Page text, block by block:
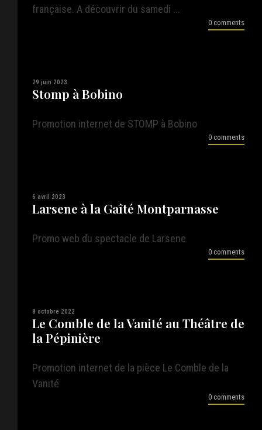
française. A découvrir du samedi ...
0 comments
29 juin 2023
Stomp à Bobino
Promotion internet de STOMP à Bobino
0 comments
6 avril 2023
Larsene à la Gaîté Montparnasse
Promo web du spectacle de Larsene
0 comments
8 octobre 2022
Le Comble de la Vanité au Théâtre de
la Pépinière
Promotion internet de la pièce Le Comble de la
Vanité
0 comments